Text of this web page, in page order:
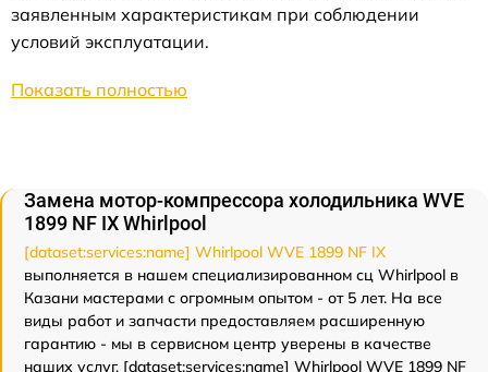
заявленным характеристикам при соблюдении
условий эксплуатации.
Показать полностью
Замена мотор-компрессора холодильника WVE
1899 NF IX Whirlpool
[dataset:services:name] Whirlpool WVE 1899 NF IX
выполняется в нашем специализированном сц Whirlpool в
Казани мастерами с огромным опытом - от 5 лет. На все
виды работ и запчасти предоставляем расширенную
гарантию - мы в сервисном центр уверены в качестве
наших услуг. [dataset:services:name] Whirlpool WVE 1899 NF